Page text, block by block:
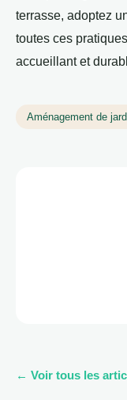
terrasse, adoptez
toutes ces
accueillant et
Aménagement de
← Voir tous les